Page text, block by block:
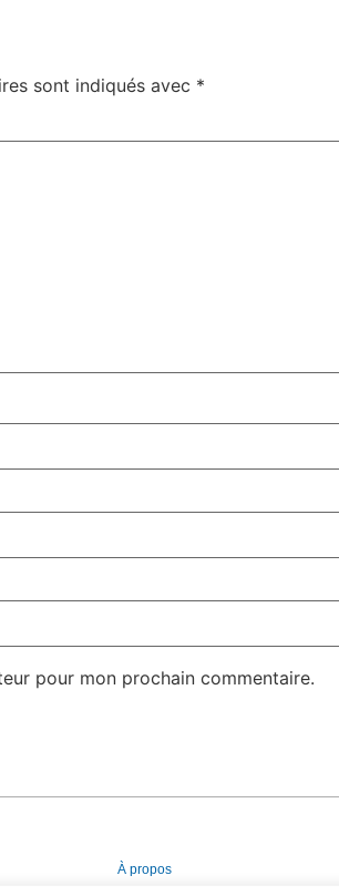
sont indiqués avec *
pour mon prochain commentaire.
À propos